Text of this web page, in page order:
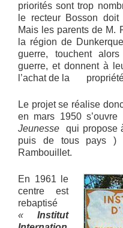
priorités sont trop
le recteur Bosson
Mais les parents de M.
la région de
guerre, touchent
guerre, et donnent à
l’achat de la
Le projet se réalise
en mars 1950 s’ouvre
Jeunesse qui propose
puis de tous pays )
Rambouillet.
En 1961 le
centre est
rebaptisé
« Institut